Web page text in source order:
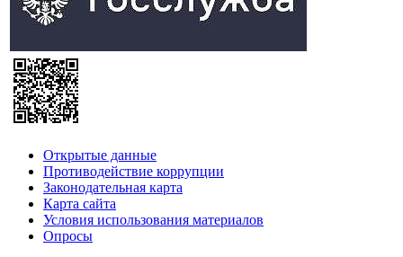
Открытые данные
Противодействие коррупции
Законодательная карта
Карта сайта
Условия использования материалов
Опросы